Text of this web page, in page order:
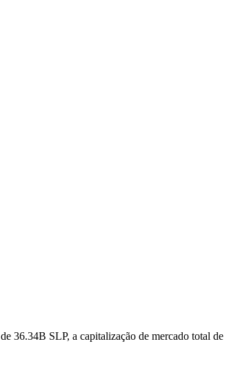
36.34B SLP, a capitalização de mercado total de